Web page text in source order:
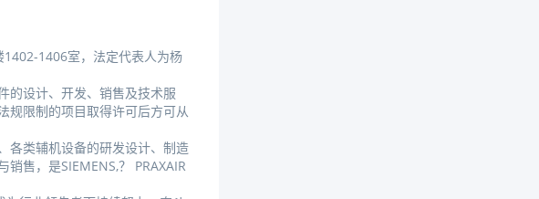
1406室，法定代表人为杨
的设计、开发、销售及技术服
规限制的项目取得许可后方可从
各类辅机设备的研发设计、制造
售，是SIEMENS,？PRAXAIR